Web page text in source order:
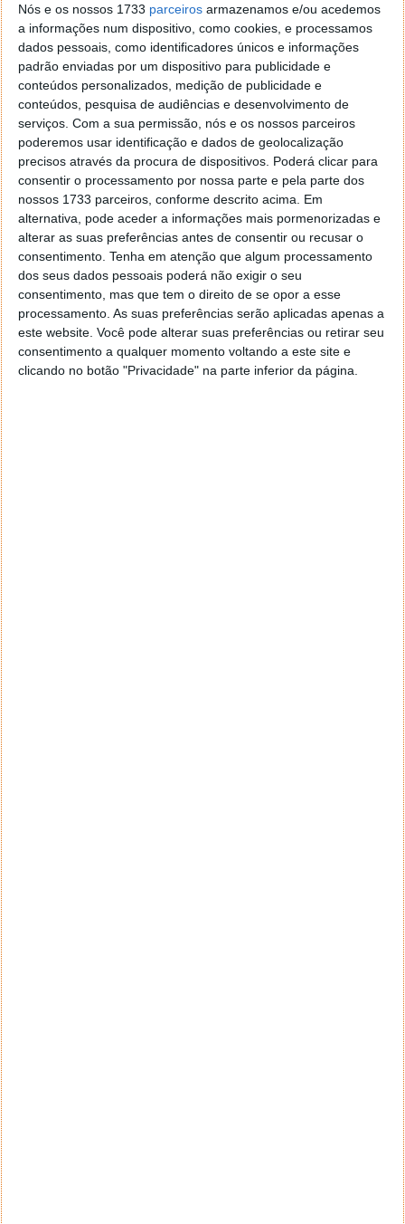
Nós e os nossos 1733 parceiros armazenamos e/ou acedemos
a informações num dispositivo, como cookies, e processamos
dados pessoais, como identificadores únicos e informações
padrão enviadas por um dispositivo para publicidade e
conteúdos personalizados, medição de publicidade e
conteúdos, pesquisa de audiências e desenvolvimento de
serviços. Com a sua permissão, nós e os nossos parceiros
poderemos usar identificação e dados de geolocalização
precisos através da procura de dispositivos. Poderá clicar para
consentir o processamento por nossa parte e pela parte dos
nossos 1733 parceiros, conforme descrito acima. Em
alternativa, pode aceder a informações mais pormenorizadas e
alterar as suas preferências antes de consentir ou recusar o
consentimento. Tenha em atenção que algum processamento
dos seus dados pessoais poderá não exigir o seu
consentimento, mas que tem o direito de se opor a esse
processamento. As suas preferências serão aplicadas apenas a
este website. Você pode alterar suas preferências ou retirar seu
consentimento a qualquer momento voltando a este site e
clicando no botão "Privacidade" na parte inferior da página.
Este artigo tem mais de um ano
Acompanhe o Pplware no Google Notícias
Proponha uma correção, faça uma sugestão
Autor:Pedro Pinto
Tags: combustível símbolos
PRÓXIMO ARTIGO
Capas de Pro Evolution Soccer reveladas